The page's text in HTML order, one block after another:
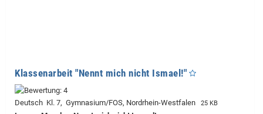
Klassenarbeit "Nennt mich nicht Ismael!"
Deutsch Kl. 7, Gymnasium/FOS, Nordrhein-Westfalen 25 KB